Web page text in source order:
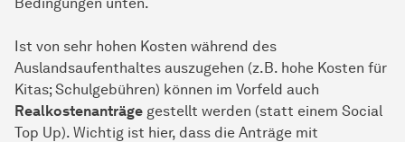
Ist von sehr hohen Kosten während des
Auslandsaufenthaltes auszugehen (z.B. hohe Kosten für
Kitas; Schulgebühren) können im Vorfeld auch
Realkostenanträge gestellt werden (statt einem Social
Top Up). Wichtig ist hier, dass die Anträge mit